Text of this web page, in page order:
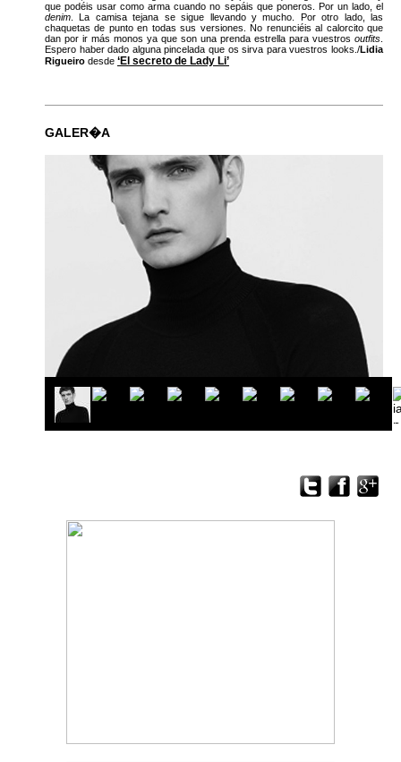
que podéis usar como arma cuando no sepáis que poneros. Por un lado, el
denim . La camisa tejana se sigue llevando y mucho. Por otro lado, las
chaquetas de punto en todas sus versiones. No renunciéis al calorcito que
dan por ir más monos ya que son una prenda estrella para vuestros outfits
Espero haber dado alguna pincelada que os sirva para vuestros looks./Lidia
Rigueiro desde ‘El secreto de Lady Li’
GALER�A